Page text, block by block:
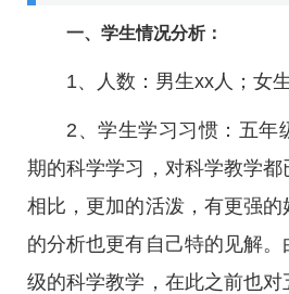
一、学生情况分析：
1、人数：男生xx人；女
2、学生学习习惯：五年
期的科学学习，对科学教学
相比，更加的活泼，有更强
的分析也更有自己特的见解
级的科学教学，在此之前也